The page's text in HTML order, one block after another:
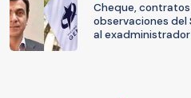
Cheque,
observaciones del
al